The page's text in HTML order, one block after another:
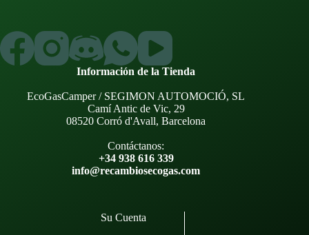
Información de la Tienda
EcoGasCamper / SEGIMON AUTOMOCIÓ, SL
Camí Antic de Vic, 29
08520 Corró d'Avall, Barcelona
Contáctanos:
+34 938 616 339
info@recambiosecogas.com
Su Cuenta